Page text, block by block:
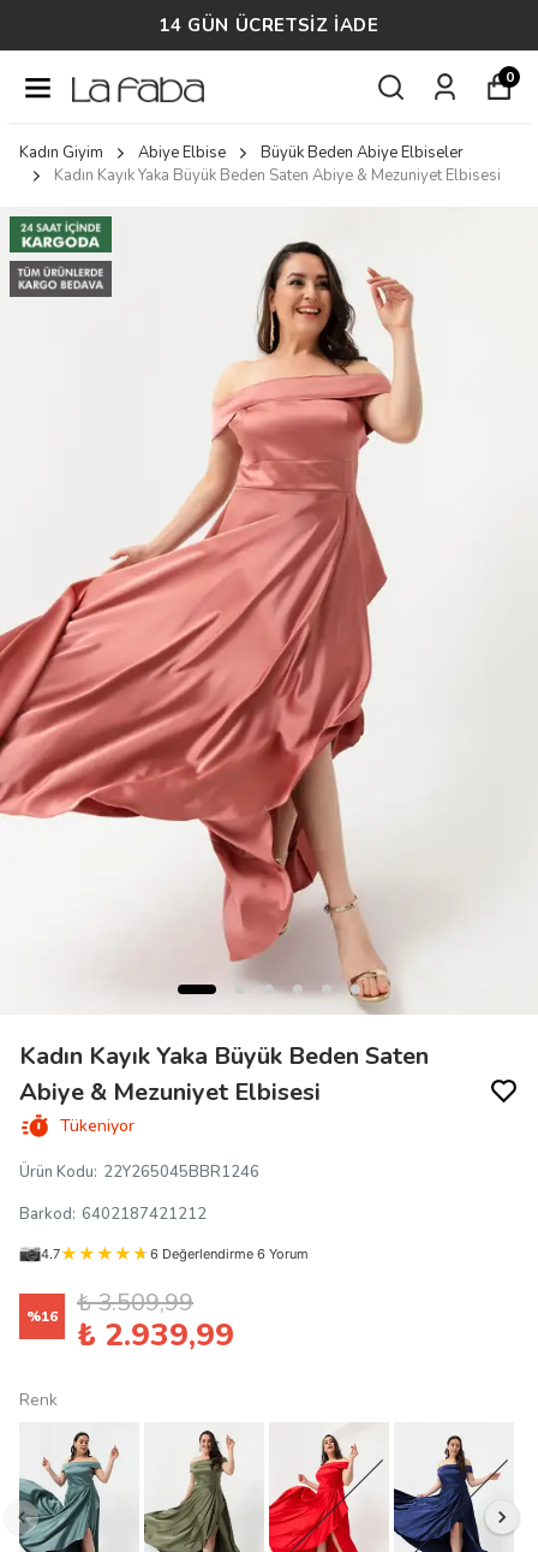
TÜM SİPARİŞLERDE ÜCRETSİZ KARGO
0
Kadın Giyim Abiye Elbise
Büyük Beden Abiye Elbiseler
Kadın Kayık Yaka Büyük Beden Saten Abiye & Mezuniyet Elbisesi
Kadın Kayık Yaka Büyük Beden Saten
Abiye & Mezuniyet Elbisesi
Tükeniyor
Ürün Kodu: 22Y265045BBR1246
Barkod: 6402187421212
4.7 6 Değerlendirme 6 Yorum
%16 ₺ 3.509,99
₺ 2.939,99
Renk